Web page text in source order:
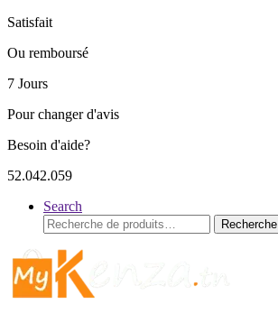
Satisfait
Ou remboursé
7 Jours
Pour changer d'avis
Besoin d'aide?
52.042.059
Search
Recherche
pour :
Recherche